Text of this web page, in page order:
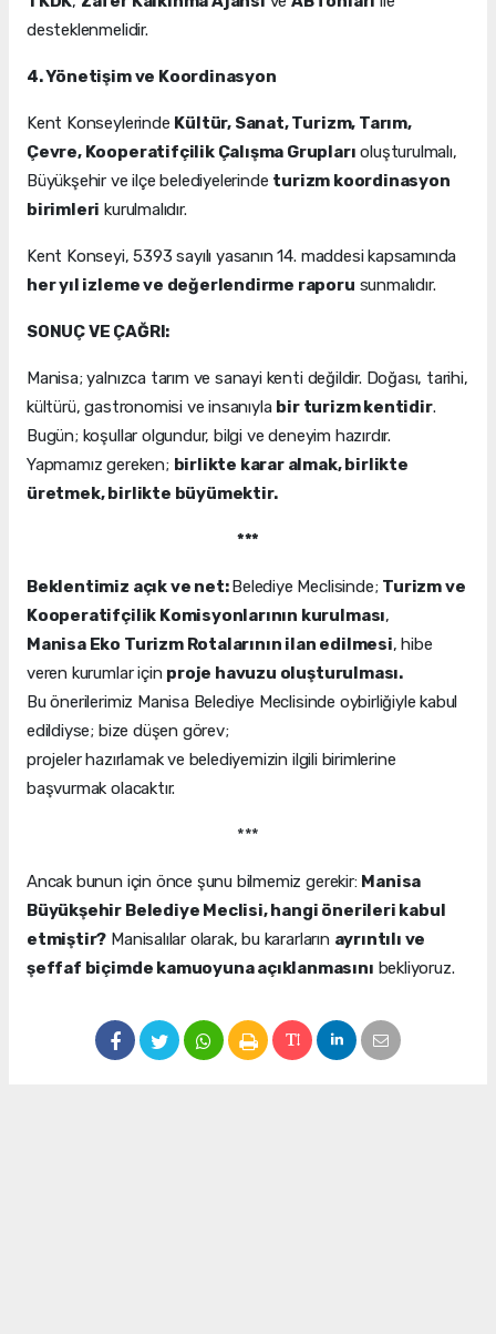
desteklenmelidir.
4. Yönetişim ve Koordinasyon
Kent Konseylerinde Kültür, Sanat, Turizm, Tarım,
Çevre, Kooperatifçilik Çalışma Grupları oluşturulmalı,
Büyükşehir ve ilçe belediyelerinde turizm koordinasyon
birimleri kurulmalıdır.
Kent Konseyi, 5393 sayılı yasanın 14. maddesi kapsamında
her yıl izleme ve değerlendirme raporu sunmalıdır.
SONUÇ VE ÇAĞRI:
Manisa; yalnızca tarım ve sanayi kenti değildir. Doğası, tarihi,
kültürü, gastronomisi ve insanıyla bir turizm kentidir.
Bugün; koşullar olgundur, bilgi ve deneyim hazırdır.
Yapmamız gereken; birlikte karar almak, birlikte
üretmek, birlikte büyümektir.
***
Beklentimiz açık ve net: Belediye Meclisinde; Turizm ve
Kooperatifçilik Komisyonlarının kurulması,
Manisa Eko Turizm Rotalarının ilan edilmesi, hibe
veren kurumlar için proje havuzu oluşturulması.
Bu önerilerimiz Manisa Belediye Meclisinde oybirliğiyle kabul
edildiyse; bize düşen görev;
projeler hazırlamak ve belediyemizin ilgili birimlerine
başvurmak olacaktır.
***
Ancak bunun için önce şunu bilmemiz gerekir: Manisa
Büyükşehir Belediye Meclisi, hangi önerileri kabul
etmiştir? Manisalılar olarak, bu kararların ayrıntılı ve
şeffaf biçimde kamuoyuna açıklanmasını bekliyoruz.